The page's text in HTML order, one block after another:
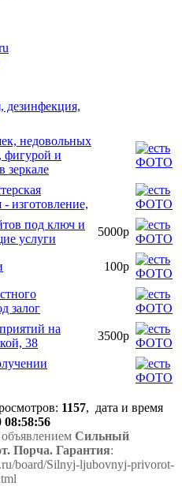
дезинфекция,
недовольных
фигурой и
зеркале
изготовление,
под ключ и
услуги
5000р
100р
залог
на
38
3500р
: 1157, дата и время
08:58:56
Сильный
Порча. Гарантия:
board/Silnyj-ljubovnyj-privorot-